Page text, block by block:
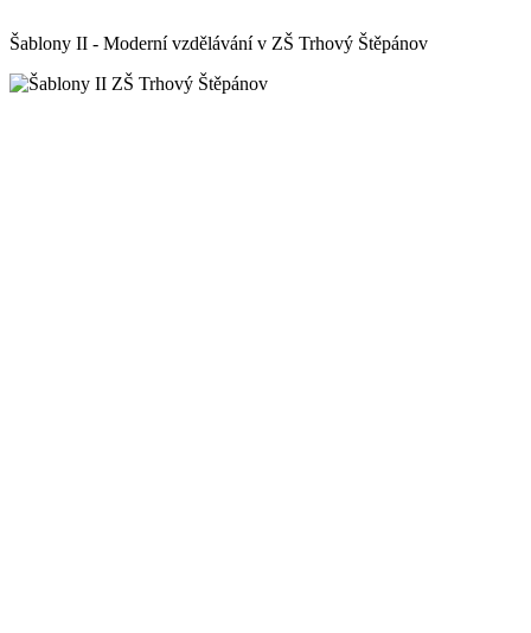
Šablony II - Moderní vzdělávání v ZŠ Trhový Štěpánov